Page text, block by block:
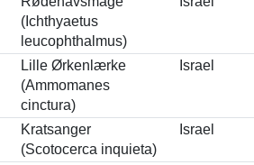
(Ichthyaetus
leucophthalmus)
Lille Ørkenlærke
(Ammomanes
cinctura)
Israel
Kratsanger
(Scotocerca inquieta)
Israel